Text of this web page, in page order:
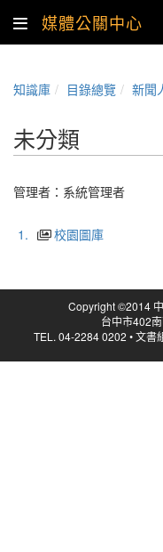
媒體公關中心
知識庫 目錄總覽 新聞
未分類
管理者： 系統管理者
1. 校園圖庫
Copyright ©2014
台中市402
TEL. 04-2284 0202 • 文